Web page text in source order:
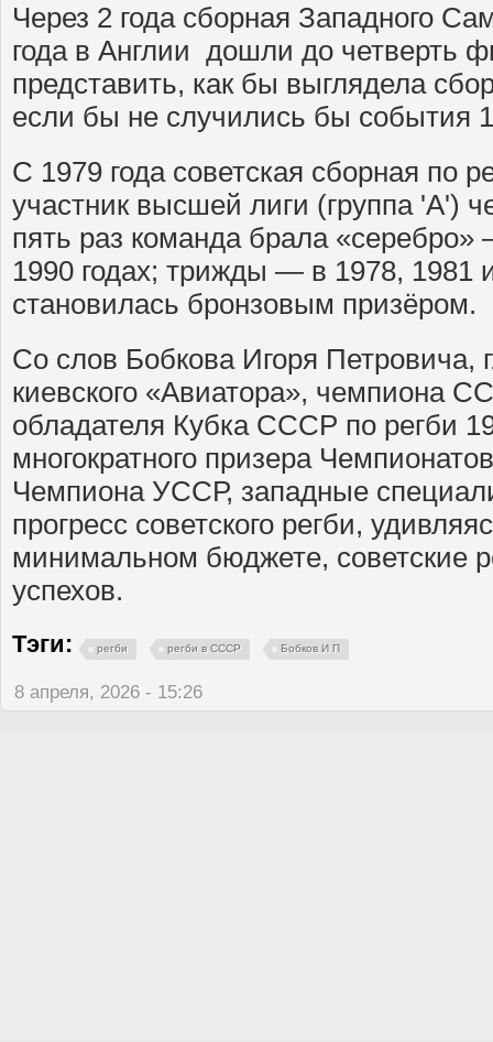
Через 2 года сборная Западного
года в Англии дошли до четверть
представить, как бы выглядела
если бы не случились бы события
С 1979 года советская сборная по
участник высшей лиги (группа 'А')
пять раз команда брала
1990 годах; трижды — в 1978, 1981
становилась бронзовым призёром.
Со слов Бобкова Игоря Петровича,
киевского «Авиатора», чемпиона
обладателя Кубка СССР по регби
многократного призера
Чемпиона УССР, западные
прогресс советского регби,
минимальном бюджете, советские
успехов.
Тэги: регби регби в СССР Бобков И П
8 апреля, 2026 - 15:26